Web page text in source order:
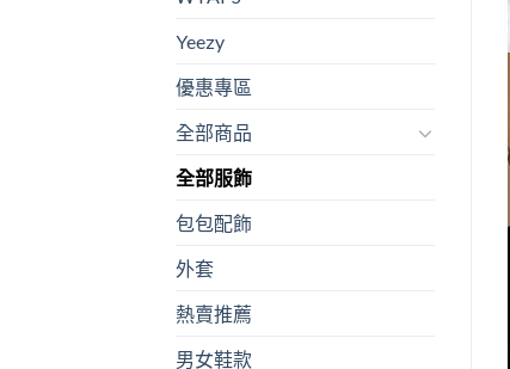
Yeezy
優惠專區
全部商品
全部服飾
包包配飾
外套
熱賣推薦
男女鞋款